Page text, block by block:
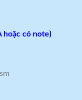
hoặc có note)